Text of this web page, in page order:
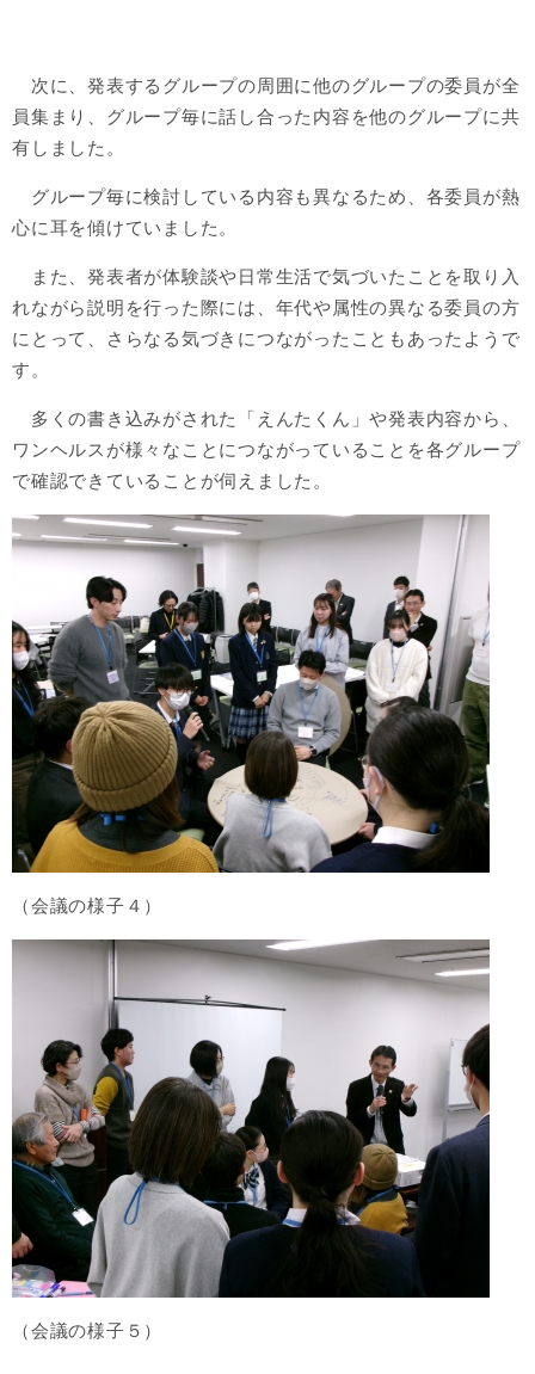
次に、発表するグループの周囲に他のグループの委員が全
員集まり、グループ毎に話し合った内容を他のグループに共
有しました。
グループ毎に検討している内容も異なるため、各委員が熱
心に耳を傾けていました。
​ また、発表者が体験談や日常生活で気づいたことを取り入
れながら説明を行った際には、年代や属性の異なる委員の方
にとって、さらなる気づきにつながったこともあったようで
す。
多くの書き込みがされた「えんたくん」や発表内容から、
ワンヘルスが様々なことにつながっていることを各グループ
で確認できていることが伺えました。
（会議の様子４）
（会議の様子５）